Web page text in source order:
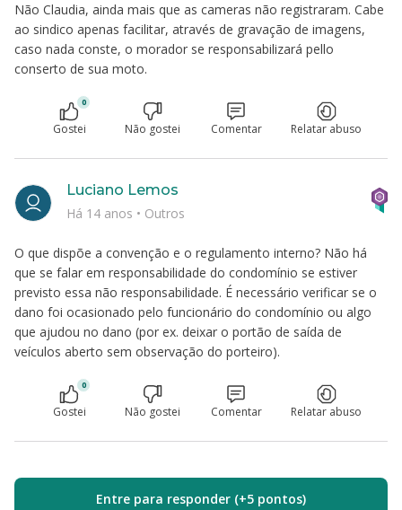
Não Claudia, ainda mais que as cameras não registraram. Cabe
ao sindico apenas facilitar, através de gravação de imagens,
caso nada conste, o morador se responsabilizará pello
conserto de sua moto.
0
Gostei Não gostei Comentar Relatar abuso
O que dispõe a convenção e o regulamento interno? Não há
que se falar em responsabilidade do condomínio se estiver
previsto essa não responsabilidade. É necessário verificar se o
dano foi ocasionado pelo funcionário do condomínio ou algo
que ajudou no dano (por ex. deixar o portão de saída de
veículos aberto sem observação do porteiro).
Luciano Lemos
Há 14 anos • Outros
0
Gostei Não gostei Comentar Relatar abuso
Entre para responder (+5 pontos)